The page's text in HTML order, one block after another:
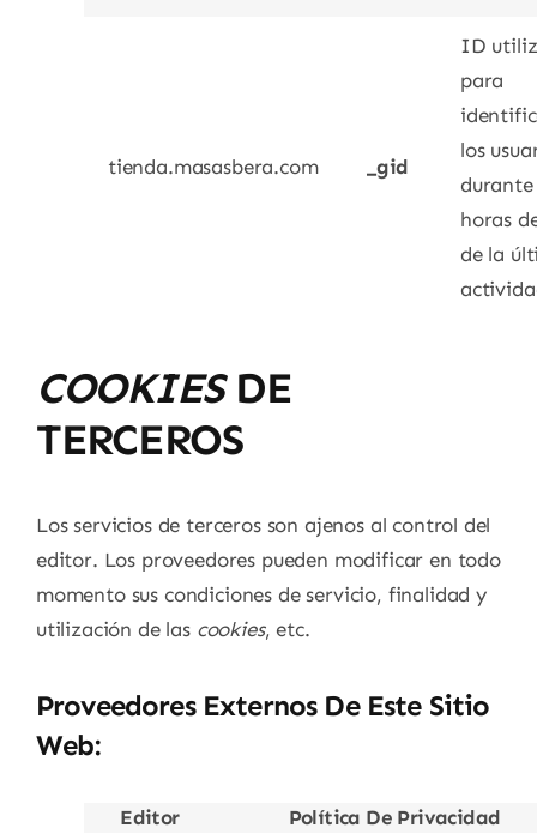
tienda.masasbera.com _gid
ID
para
los
durante
horas
de la
COOKIES DE
TERCEROS
Los servicios de terceros son ajenos al control del
editor. Los proveedores pueden modificar en todo
momento sus condiciones de servicio, finalidad y
utilización de las cookies, etc.
Proveedores Externos De Este Sitio
Web:
Editor
Política De Privacidad